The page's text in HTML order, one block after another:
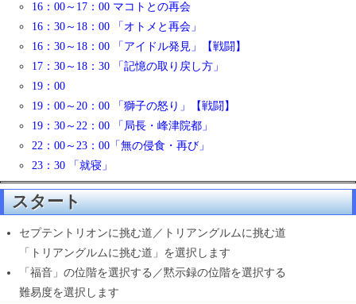
16：00～17：00 マコトとの再会
16：30～18：00 「オトメと再会」
16：30～18：00 「アイドル発見」【戦闘】
17：30～18：30 「記憶の取り戻し方」
19：00
19：00～20：00 「獅子の怒り」【戦闘】
19：30～22：00 「局長・峰津院都」
22：00～23：00「無の侵食・再び」
23：30 「就寝」
スタート
セプテントリオンに挑む道／トリアングルムに挑む道
「トリアングルムに挑む道」を選択します
「福音」の位階を選択する／黙示録の位階を選択する
難易度を選択します